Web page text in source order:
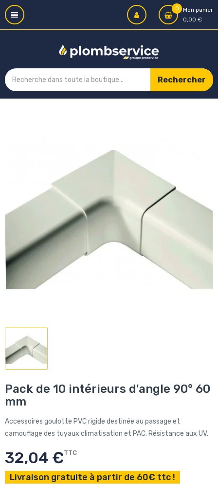
0
Mon panier
0,00 €
Rechercher
Pack de 10 intérieurs d'angle 90° 60
mm
Accessoires goulotte PVC rigide destinée au passage et
camouflage des tuyaux climatisation et PAC. Résistance aux UV.
32,04 €TTC
Livraison gratuite à partir de 60€ ttc !